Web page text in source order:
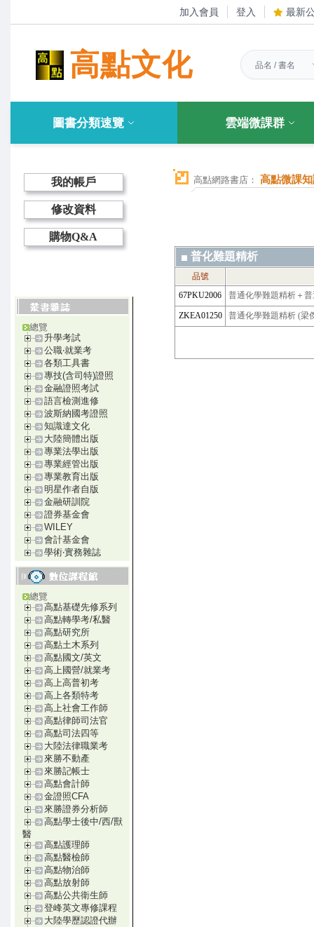
加入會員 登入 最新
高點文化
圖書分類速覽 雲端微課群
我的帳戶
修改資料
購物Q&A
總覽
升學考試
公職‧就業考
各類工具書
專技(含司特)證照
金融證照考試
語言檢測進修
波斯納國考證照
知識達文化
大陸簡體出版
專業法學出版
專業經管出版
專業教育出版
明星作者自版
金融研訓院
證券基金會
WILEY
會計基金會
學術‧實務雜誌
總覽
高點基礎先修系列
高點轉學考/私醫
高點研究所
高點土木系列
高點國文/英文
高上國營/就業考
高上高普初考
高上各類特考
高上社會工作師
高點律師司法官
高點司法四等
大陸法律職業考
來勝不動產
來勝記帳士
高點會計師
金證照CFA
來勝證券分析師
高點學士後中/西/獸
醫
高點護理師
高點醫檢師
高點物治師
高點放射師
高點公共衛生師
登峰英文專修課程
大陸學歷認證代辦
高點網路書店： 高點微課
普化難題精析
品號
67PKU2006
普通化學難題精析＋
ZKEA01250 普通化學難題精析 (梁